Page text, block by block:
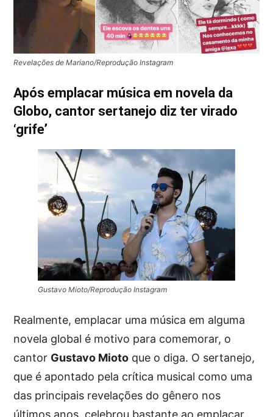
Revelações de Mariano/Reprodução Instagram
Após emplacar música em novela da
Globo, cantor sertanejo diz ter virado
‘grife’
Gustavo Mioto/Reprodução Instagram
Realmente, emplacar uma música em alguma
novela global é motivo para comemorar, o
cantor Gustavo Mioto que o diga. O sertanejo,
que é apontado pela crítica musical como uma
das principais revelações do gênero nos